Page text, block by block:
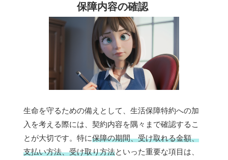
保障内容の確認
生命を守るための備えとして、生活保障特約への加
入を考える際には、契約内容を隅々まで確認するこ
とが大切です。特に保障の期間、受け取れる金額、
支払い方法、受け取り方法といった重要な項目は、